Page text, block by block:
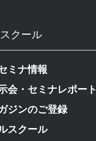
クール
ミナ情報
会・セミナレポート
ジンのご登録
スクール